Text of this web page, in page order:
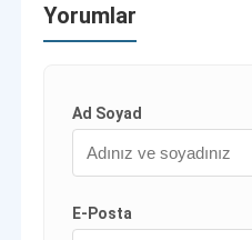
Yorumlar
Ad Soyad
E-Posta